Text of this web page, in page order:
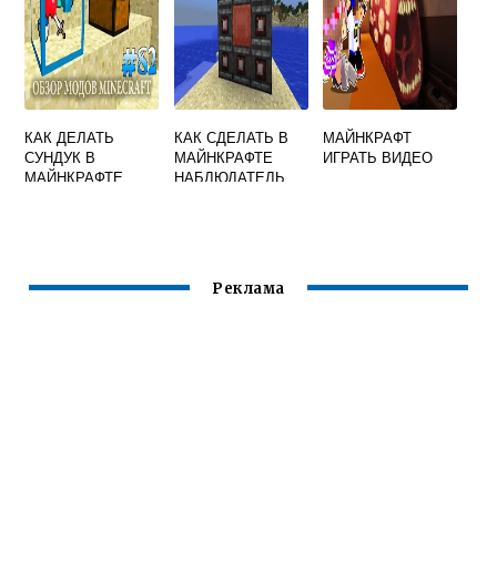
КАК ДЕЛАТЬ
СУНДУК В
МАЙНКРАФТЕ
КАК СДЕЛАТЬ В
МАЙНКРАФТЕ
НАБЛЮДАТЕЛЬ
МАЙНКРАФТ
ИГРАТЬ ВИДЕО
Реклама